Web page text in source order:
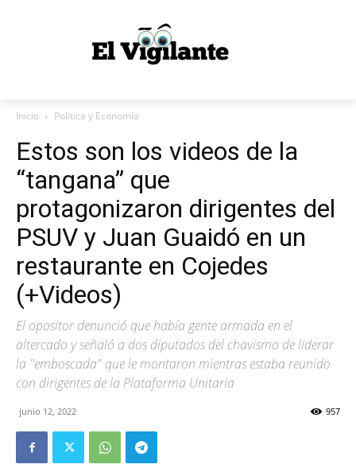
Inicio Politica y Economía
Estos son los videos de la
“tangana” que
protagonizaron dirigentes del
PSUV y Juan Guaidó en un
restaurante en Cojedes
(+Videos)
El opositor denunció que había gente armada en el
altercado y señaló a dos diputados del chavismo de liderar
la "emboscada" que le montaron mientras estaba reunido
con dirigentes de la Plataforma Unitaria
junio 12, 2022 957